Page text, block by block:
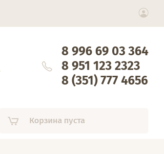
8 996 69 03 364
8 951 123 2323
8 (351) 777 4656
Корзина пуста